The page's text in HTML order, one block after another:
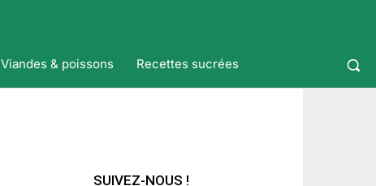
Viandes & poissons Recettes sucrées
SUIVEZ-NOUS !